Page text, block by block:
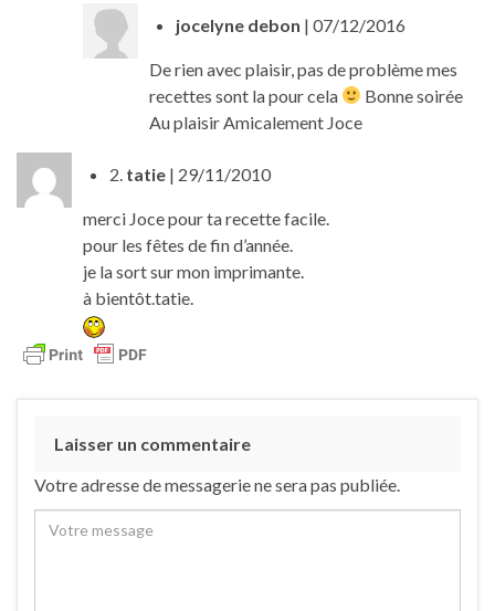
jocelyne debon | 07/12/2016
De rien avec plaisir, pas de problème mes
recettes sont la pour cela
Bonne soirée
Au plaisir Amicalement Joce
2. tatie | 29/11/2010
merci Joce pour ta recette facile.
pour les fêtes de fin d’année.
je la sort sur mon imprimante.
à bientôt.tatie.
Laisser un commentaire
Votre adresse de messagerie ne sera pas publiée.